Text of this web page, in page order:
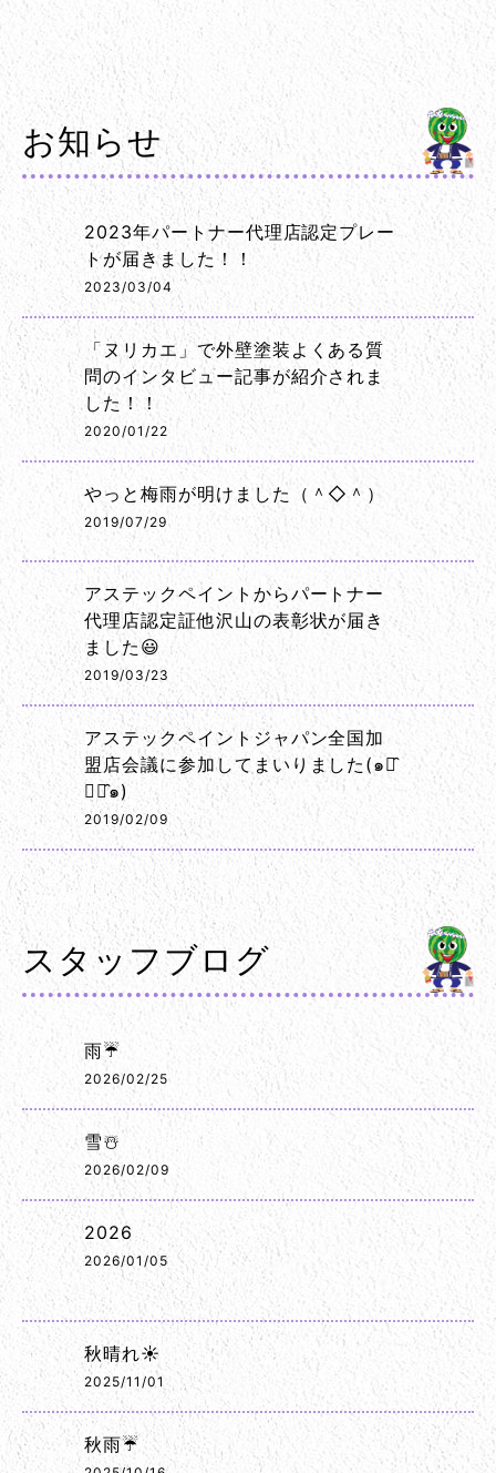
お知らせ
2023年パートナー代理店認定プレー
トが届きました！！
2023/03/04
「ヌリカエ」で外壁塗装よくある質
問のインタビュー記事が紹介されま
した！！
2020/01/22
やっと梅雨が明けました（＾◇＾）
2019/07/29
アステックペイントからパートナー
代理店認定証他沢山の表彰状が届き
ました😃
2019/03/23
アステックペイントジャパン全国加
盟店会議に参加してまいりました(๑･̑
◡･̑๑)
2019/02/09
スタッフブログ
雨☔
2026/02/25
雪☃️
2026/02/09
2026
2026/01/05
秋晴れ☀️
2025/11/01
秋雨☔